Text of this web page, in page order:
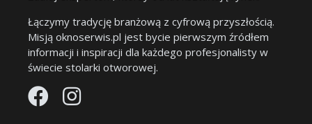
Łączymy tradycję branżową z cyfrową przyszłością.
Misją oknoserwis.pl jest bycie pierwszym źródłem
informacji i inspiracji dla każdego profesjonalisty w
świecie stolarki otworowej.